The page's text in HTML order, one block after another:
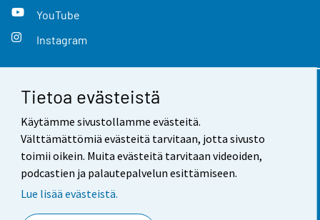
Tietoa evästeistä
Käytämme sivustollamme evästeitä.
Välttämättömiä evästeitä tarvitaan, jotta sivusto
toimii oikein. Muita evästeitä tarvitaan videoiden,
podcastien ja palautepalvelun esittämiseen.
Lue lisää evästeistä.
YouTube
Instagram
Yhteystiedot
Palaute
Käyttöehdot
Saavutettavuus